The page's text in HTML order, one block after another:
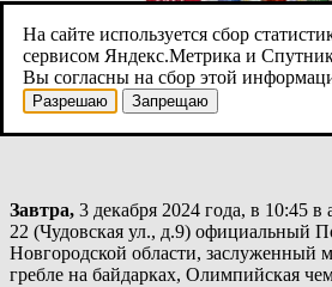
Завтра, 3 декабря 2024 года, в 10:45
22 (Чудовская ул., д.9) официальный
Новгородской области, заслуженный
гребле на байдарках, Олимпийская
На сайте используется сбор
сервисом Яндекс.Метрика и
Вы согласны на сбор этой
Разрешаю Запрещаю